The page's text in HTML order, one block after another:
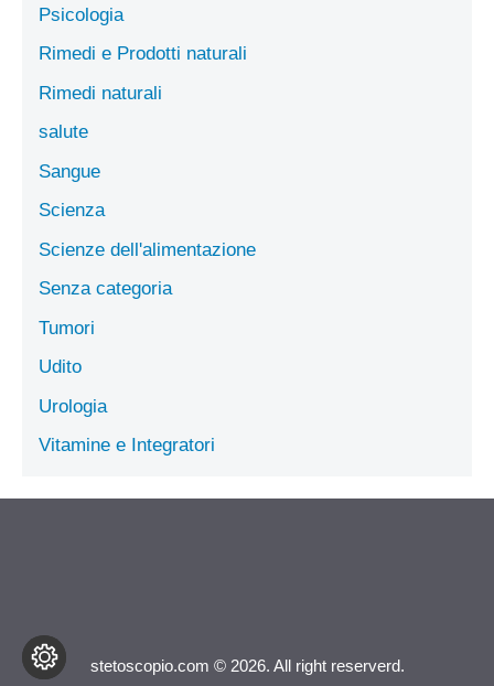
Psicologia
Rimedi e Prodotti naturali
Rimedi naturali
salute
Sangue
Scienza
Scienze dell'alimentazione
Senza categoria
Tumori
Udito
Urologia
Vitamine e Integratori
stetoscopio.com © 2026. All right reserverd.